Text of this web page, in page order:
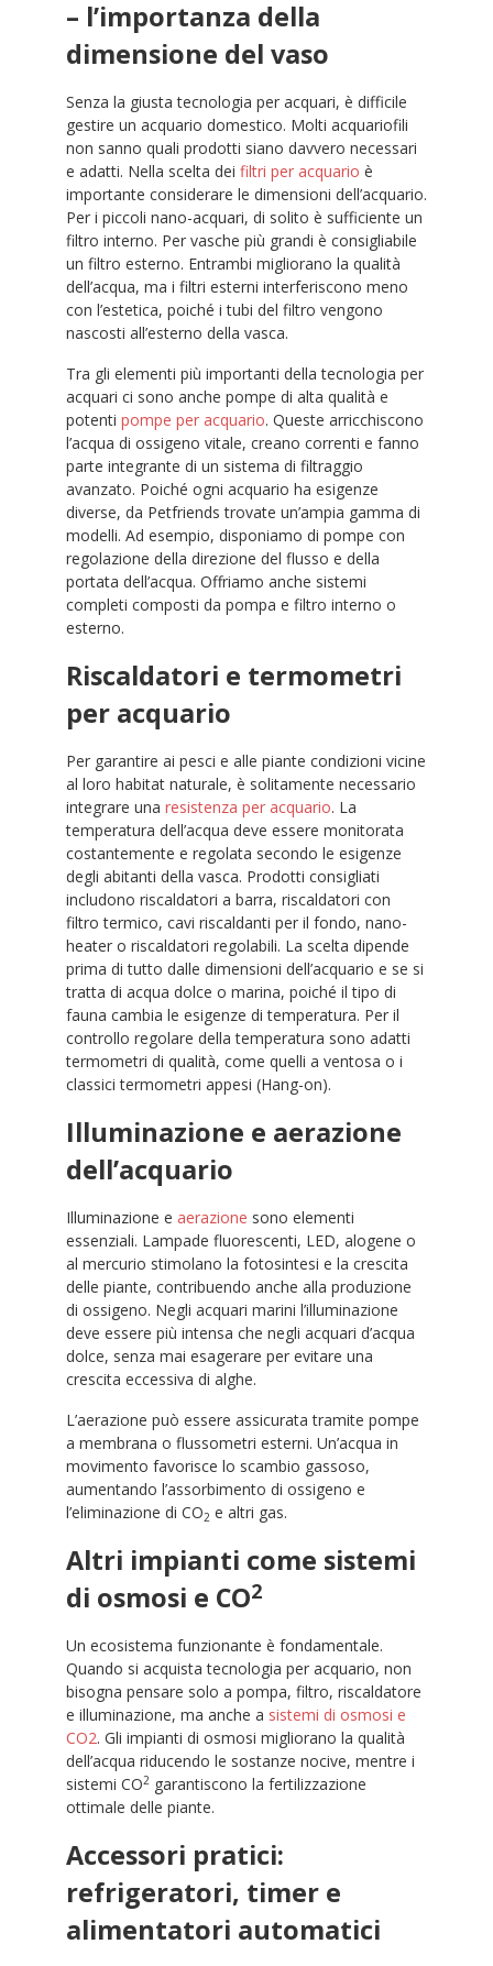
– l’importanza della
dimensione del vaso
Senza la giusta tecnologia per acquari, è difficile
gestire un acquario domestico. Molti acquariofili
non sanno quali prodotti siano davvero necessari
e adatti. Nella scelta dei filtri per acquario è
importante considerare le dimensioni dell’acquario.
Per i piccoli nano-acquari, di solito è sufficiente un
filtro interno. Per vasche più grandi è consigliabile
un filtro esterno. Entrambi migliorano la qualità
dell’acqua, ma i filtri esterni interferiscono meno
con l’estetica, poiché i tubi del filtro vengono
nascosti all’esterno della vasca.
Tra gli elementi più importanti della tecnologia per
acquari ci sono anche pompe di alta qualità e
potenti pompe per acquario. Queste arricchiscono
l’acqua di ossigeno vitale, creano correnti e fanno
parte integrante di un sistema di filtraggio
avanzato. Poiché ogni acquario ha esigenze
diverse, da Petfriends trovate un’ampia gamma di
modelli. Ad esempio, disponiamo di pompe con
regolazione della direzione del flusso e della
portata dell’acqua. Offriamo anche sistemi
completi composti da pompa e filtro interno o
esterno.
Riscaldatori e termometri
per acquario
Per garantire ai pesci e alle piante condizioni vicine
al loro habitat naturale, è solitamente necessario
integrare una resistenza per acquario. La
temperatura dell’acqua deve essere monitorata
costantemente e regolata secondo le esigenze
degli abitanti della vasca. Prodotti consigliati
includono riscaldatori a barra, riscaldatori con
filtro termico, cavi riscaldanti per il fondo, nano-
heater o riscaldatori regolabili. La scelta dipende
prima di tutto dalle dimensioni dell’acquario e se si
tratta di acqua dolce o marina, poiché il tipo di
fauna cambia le esigenze di temperatura. Per il
controllo regolare della temperatura sono adatti
termometri di qualità, come quelli a ventosa o i
classici termometri appesi (Hang-on).
Illuminazione e aerazione
dell’acquario
Illuminazione e aerazione sono elementi
essenziali. Lampade fluorescenti, LED, alogene o
al mercurio stimolano la fotosintesi e la crescita
delle piante, contribuendo anche alla produzione
di ossigeno. Negli acquari marini l’illuminazione
deve essere più intensa che negli acquari d’acqua
dolce, senza mai esagerare per evitare una
crescita eccessiva di alghe.
L’aerazione può essere assicurata tramite pompe
a membrana o flussometri esterni. Un’acqua in
movimento favorisce lo scambio gassoso,
aumentando l’assorbimento di ossigeno e
l’eliminazione di CO2 e altri gas.
Altri impianti come sistemi
di osmosi e CO2
Un ecosistema funzionante è fondamentale.
Quando si acquista tecnologia per acquario, non
bisogna pensare solo a pompa, filtro, riscaldatore
e illuminazione, ma anche a sistemi di osmosi e
CO2. Gli impianti di osmosi migliorano la qualità
dell’acqua riducendo le sostanze nocive, mentre i
sistemi CO2 garantiscono la fertilizzazione
ottimale delle piante.
Accessori pratici:
refrigeratori, timer e
alimentatori automatici